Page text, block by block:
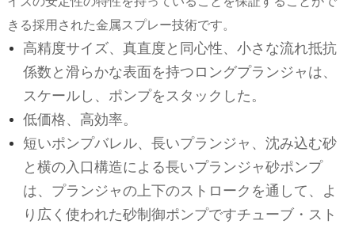
きる採用された金属スプレー技術です。
高精度サイズ、真直度と同心性、小さな流れ抵抗
係数と滑らかな表面を持つロングプランジャは、
スケールし、ポンプをスタックした。
低価格、高効率。
短いポンプバレル、長いプランジャ、沈み込む砂
と横の入口構造による長いプランジャ砂ポンプ
は、プランジャの上下のストロークを通して、よ
り広く使われた砂制御ポンプですチューブ・スト